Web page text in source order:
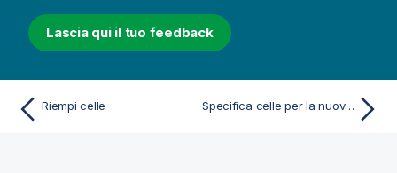
Lascia qui il tuo feedback
Riempi celle Specifica celle per la nuova colonna